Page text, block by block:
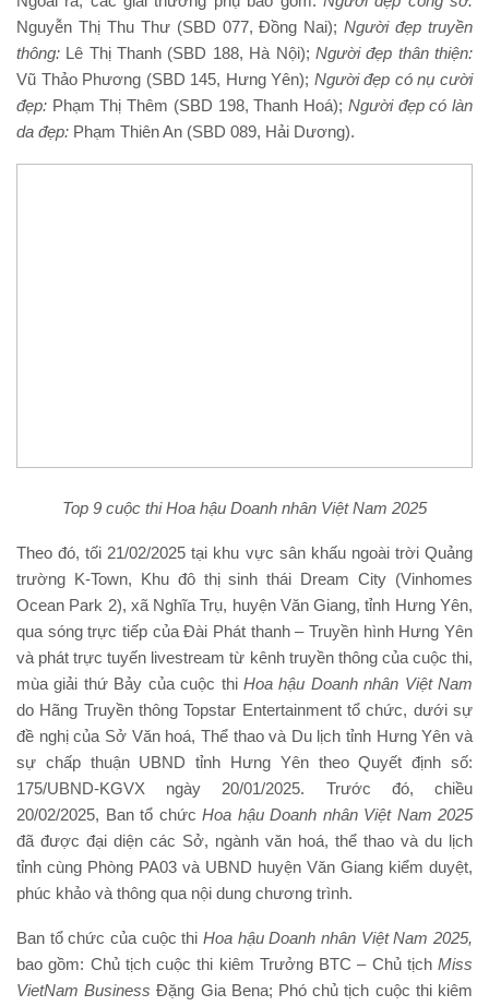
Nguyễn Thị Thu Thư (SBD 077, Đồng Nai);Người đẹp truyền
thông: Lê Thị Thanh (SBD 188, Hà Nội); Người đẹp thân thiện:
Vũ Thảo Phương (SBD 145, Hưng Yên); Người đẹp có nụ cười
đẹp: Phạm Thị Thêm (SBD 198, Thanh Hoá); Người đẹp có làn
da đẹp: Phạm Thiên An (SBD 089, Hải Dương).
Top 9 cuộc thi Hoa hậu Doanh nhân Việt Nam 2025
Theo đó, tối 21/02/2025 tại khu vực sân khấu ngoài trời Quảng
trường K-Town, Khu đô thị sinh thái Dream City (Vinhomes
Ocean Park 2), xã Nghĩa Trụ, huyện Văn Giang, tỉnh Hưng Yên,
qua sóng trực tiếp của Đài Phát thanh – Truyền hình Hưng Yên
và phát trực tuyến livestream từ kênh truyền thông của cuộc thi,
mùa giải thứ Bảy của cuộc thi Hoa hậu Doanh nhân Việt Nam
do Hãng Truyền thông Topstar Entertainment tổ chức, dưới sự
đề nghị của Sở Văn hoá, Thể thao và Du lịch tỉnh Hưng Yên và
sự chấp thuận UBND tỉnh Hưng Yên theo Quyết định số:
175/UBND-KGVX ngày 20/01/2025. Trước đó, chiều
20/02/2025, Ban tổ chức Hoa hậu Doanh nhân Việt Nam 2025
đã được đại diện các Sở, ngành văn hoá, thể thao và du lịch
tỉnh cùng Phòng PA03 và UBND huyện Văn Giang kiểm duyệt,
phúc khảo và thông qua nội dung chương trình.
Ban tổ chức của cuộc thi Hoa hậuDoanh nhân Việt Nam 2025,
bao gồm: Chủ tịch cuộc thi kiêm Trưởng BTC – Chủ tịch Miss
VietNam Business Đặng Gia Bena; Phó chủ tịch cuộc thi kiêm